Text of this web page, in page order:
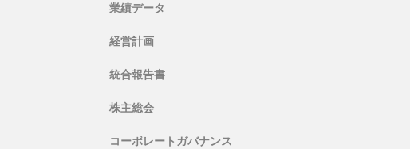
業績データ
経営計画
統合報告書
株主総会
コーポレートガバナンス